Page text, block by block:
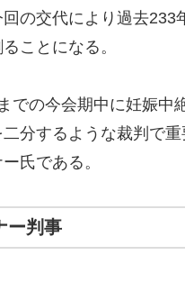
の交代により過去233
ことになる。
での今会期中に妊娠中
分するような裁判で重
氏である。
ー判事